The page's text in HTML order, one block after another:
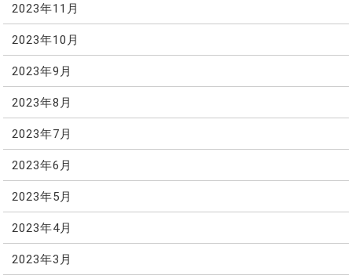
2023年11月
2023年10月
2023年9月
2023年8月
2023年7月
2023年6月
2023年5月
2023年4月
2023年3月